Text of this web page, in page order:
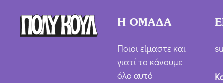
Η ΟΜΑΔΑ
Ποιοι είμαστε και
γιατί το κάνουμε
όλο αυτό